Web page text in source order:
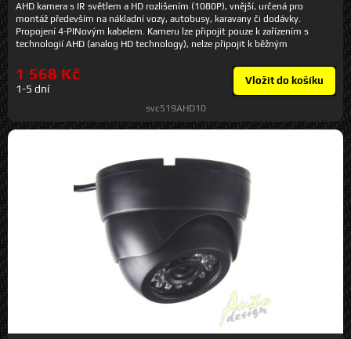
AHD kamera s IR světlem a HD rozlišením (1080P), vnější, určená pro
montáž především na nákladní vozy, autobusy, karavany či dodávky.
Propojení 4-PINovým kabelem. Kameru lze připojit pouze k zařízením s
technologií AHD (analog HD technology), nelze připojit k běžným
sv96AHD10, sv1019AHD10. Technické parametry - zobrazení 120° -
rozlišení 1080P - norma: PAL - 1/2.7''Sensor 1080P (Sony 323+2441) - IR
přisvětlení 10 m (12 IR LED v kameře) - obraz z kamery zrcadlový - krytí IP67
- možnost nastavení montážního úhlu - rozměry: 63 x 63 x 90 mm -
připojení 4pin konektor (lze připojit pouze k monitorům a kabelům se 4pin
konektorem a AHD vstupem) - napájecí napětí 12 V
1 568 Kč
1-5 dní
Vložit do košíku
svc519AHD10